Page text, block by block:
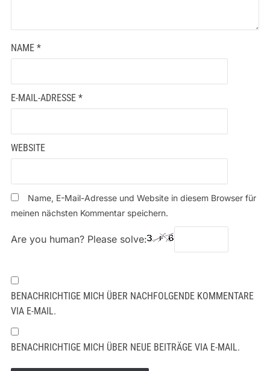
NAME *
E-MAIL-ADRESSE *
WEBSITE
Name, E-Mail-Adresse und Website in diesem Browser für
meinen nächsten Kommentar speichern.
Are you human? Please solve:
BENACHRICHTIGE MICH ÜBER NACHFOLGENDE KOMMENTARE
VIA E-MAIL.
BENACHRICHTIGE MICH ÜBER NEUE BEITRÄGE VIA E-MAIL.